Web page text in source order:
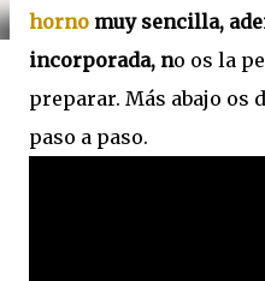
horno muy sencilla,
incorporada, no os la
preparar. Más abajo os
paso a paso.